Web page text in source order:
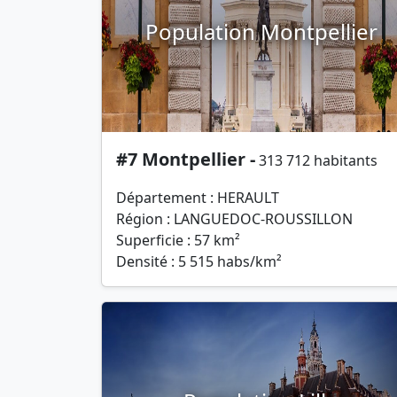
Population Montpellier
#7 Montpellier -313 712 habitants
Département : HERAULT
Région : LANGUEDOC-ROUSSILLON
Superficie : 57 km²
Densité : 5 515 habs/km²